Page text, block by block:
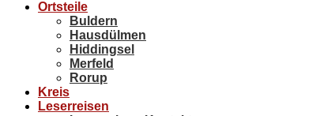
Ortsteile
Buldern
Hausdülmen
Hiddingsel
Merfeld
Rorup
Kreis
Leserreisen